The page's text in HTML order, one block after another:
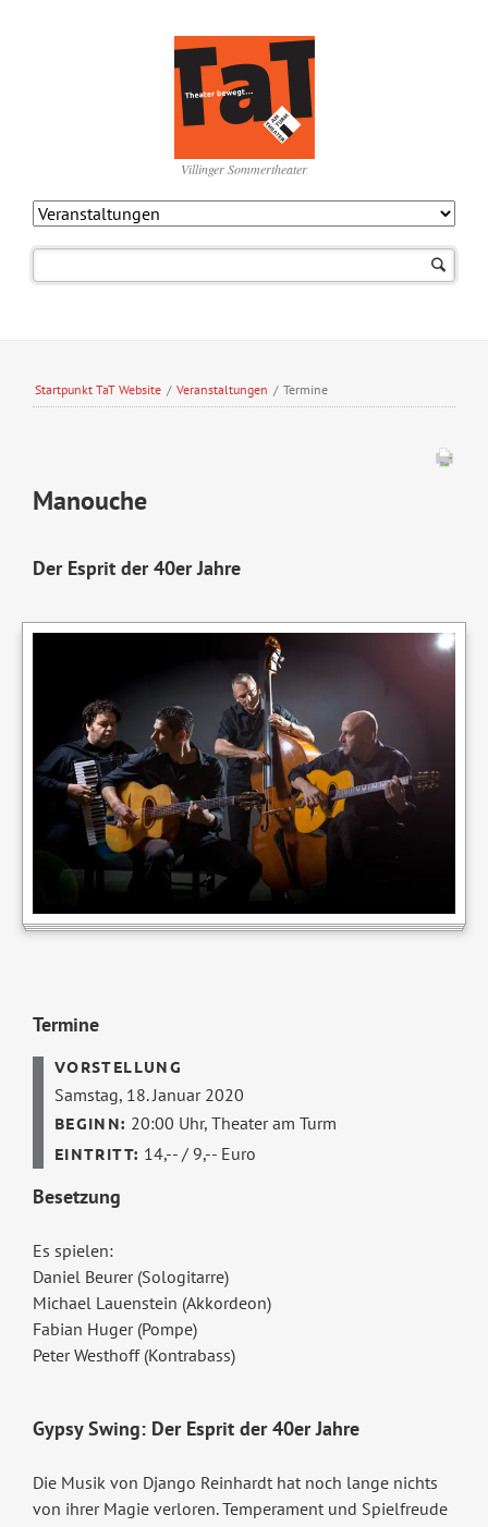
Villinger Sommertheater
Startpunkt TaT Website / Veranstaltungen / Termine
Manouche
Der Esprit der 40er Jahre
Termine
Samstag, 18. Januar 2020
20:00 Uhr,Theater am Turm
14,-- / 9,-- Euro
Besetzung
Es spielen:
Daniel Beurer (Sologitarre)
Michael Lauenstein (Akkordeon)
Fabian Huger (Pompe)
Peter Westhoff (Kontrabass)
Gypsy Swing: Der Esprit der 40er Jahre
Die Musik von Django Reinhardt hat noch lange nichts
von ihrer Magie verloren. Temperament und Spielfreude